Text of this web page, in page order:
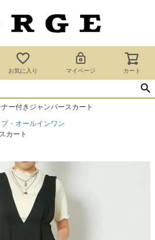
お気に入り マイページ カート
ー付きジャンパースカート
・オールインワン
カート